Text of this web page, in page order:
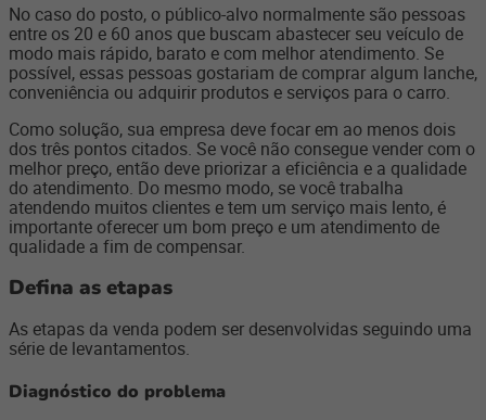
No caso do posto, o público-alvo normalmente são pessoas
entre os 20 e 60 anos que buscam abastecer seu veículo de
modo mais rápido, barato e com melhor atendimento. Se
possível, essas pessoas gostariam de comprar algum lanche,
conveniência ou adquirir produtos e serviços para o carro.
Como solução, sua empresa deve focar em ao menos dois
dos três pontos citados. Se você não consegue vender com o
melhor preço, então deve priorizar a eficiência e a qualidade
do atendimento. Do mesmo modo, se você trabalha
atendendo muitos clientes e tem um serviço mais lento, é
importante oferecer um bom preço e um atendimento de
qualidade a fim de compensar.
Defina as etapas
As etapas da venda podem ser desenvolvidas seguindo uma
série de levantamentos.
Diagnóstico do problema